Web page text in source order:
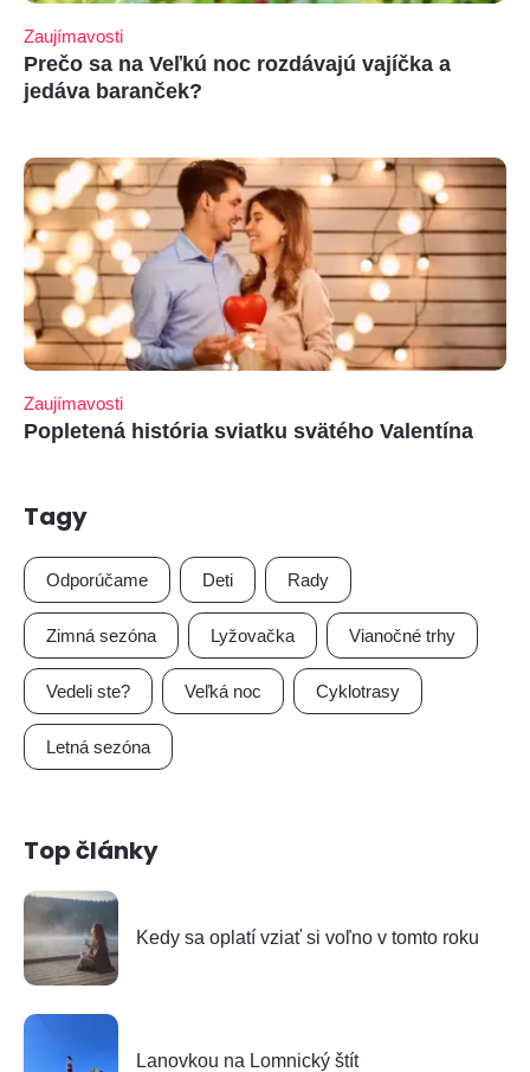
Zaujímavosti
Prečo sa na Veľkú noc rozdávajú vajíčka a
jedáva baranček?
Zaujímavosti
Popletená história sviatku svätého Valentína
Tagy
Odporúčame Deti Rady
Zimná sezóna Lyžovačka Vianočné trhy
Vedeli ste? Veľká noc Cyklotrasy
Letná sezóna
Top články
Kedy sa oplatí vziať si voľno v tomto roku
Lanovkou na Lomnický štít